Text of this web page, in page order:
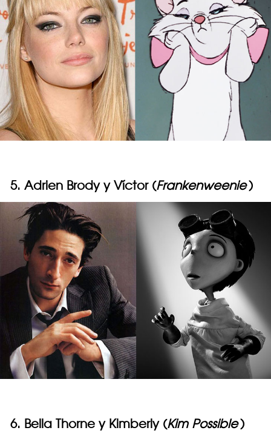
5. Adrien Brody y Víctor (Frankenweenie)
6. Bella Thorne y Kimberly (Kim Possible)